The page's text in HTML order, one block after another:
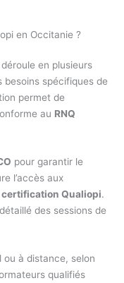
en Occitanie ?
en plusieurs
besoins spécifiques de
permet de
au RNQ
pour garantir le
l’accès aux
certification Qualiopi.
des sessions de
ou à distance, selon
qualifiés